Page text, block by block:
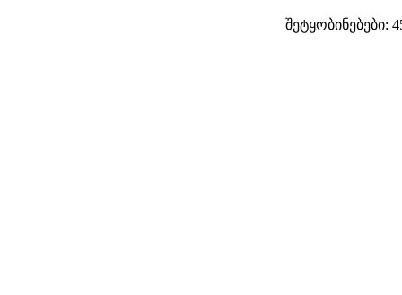
შეტყობინებები: